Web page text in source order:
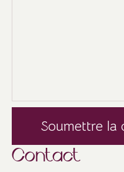
Veuillez laisser ce
Contact